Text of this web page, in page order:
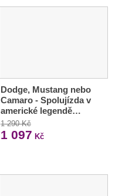
Dodge, Mustang nebo
Camaro - Spolujízda v
americké legendě…
1 290 Kč
1 097 Kč